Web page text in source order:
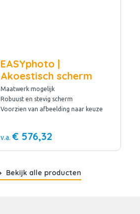
EASYphoto |
Akoestisch scherm
Maatwerk mogelijk
Robuust en stevig scherm
Voorzien van afbeelding naar keuze
v.a. € 576,32
Bekijk alle producten